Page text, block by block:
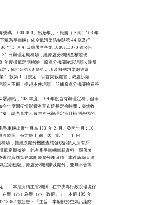
號碼： 000-000、出廠年月：民國（下同）103 年
稱系爭車輛）依空氣污染防制法第 44 條及行
年 3  月 4  日環署空字第 1080013979 號公告
31 日辦理定期檢驗，經原處分機關查核發現
年度排氣定期檢驗，原處分機關遂認訴願人違反
，依同法第 80 條第 1  項及移動污染源違反
1  款第 1  目規定，以首揭裁處書，裁處訴願
願人不服，提起本件訴願，並據原處分機關檢卷答
署網站，108 年度、109 年度皆有辦理定檢，但今
今年度因疫情影響有宣布延長定檢時間，突然收
檢，請考量本人每年皆已辦理定檢且檢測合格的
爭車輛出廠年月為 103  年 2  月、發照年月：10
原發照月份前後 1  個月內（即 1  月 1  日
期檢驗，惟經原處分機關查核發現訴願人所有系
排氣定期檢驗，此有系爭車輛車籍資料、環保署
查詢資料等影本附原處分卷可稽，本件訴願人逾
氣定期檢驗，原處分機關據以處分，並無不合等
：「本法所稱主管機關：在中央為行政院環境保
在縣（市）為縣（巿）政府。」，本府 109  年
號公告：「主旨：本府關於空氣污染防